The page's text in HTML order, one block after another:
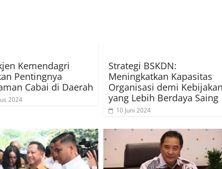
Kemendagri
Pentingnya
Cabai di Daerah
2024
Strategi BSKDN:
Meningkatkan Kapasitas
Organisasi demi Kebijakan
yang Lebih Berdaya Saing
10 Juni 2024